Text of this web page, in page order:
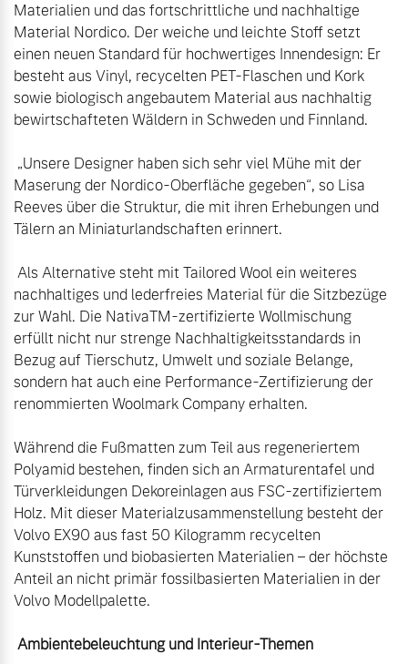
Materialien und das fortschrittliche und nachhaltige
Material Nordico. Der weiche und leichte Stoff setzt
einen neuen Standard für hochwertiges Innendesign: Er
besteht aus Vinyl, recycelten PET-Flaschen und Kork
sowie biologisch angebautem Material aus nachhaltig
bewirtschafteten Wäldern in Schweden und Finnland.
Maserung der Nordico-Oberfläche gegeben“, so Lisa
Reeves über die Struktur, die mit ihren Erhebungen und
Tälern an Miniaturlandschaften erinnert.
nachhaltiges und lederfreies Material für die Sitzbezüge
zur Wahl. Die NativaTM-zertifizierte Wollmischung
erfüllt nicht nur strenge Nachhaltigkeitsstandards in
Bezug auf Tierschutz, Umwelt und soziale Belange,
sondern hat auch eine Performance-Zertifizierung der
renommierten Woolmark Company erhalten.
Während die Fußmatten zum Teil aus regeneriertem
Polyamid bestehen, finden sich an Armaturentafel und
Türverkleidungen Dekoreinlagen aus FSC-zertifiziertem
Holz. Mit dieser Materialzusammenstellung besteht der
Volvo EX90 aus fast 50 Kilogramm recycelten
Kunststoffen und biobasierten Materialien – der höchste
Anteil an nicht primär fossilbasierten Materialien in der
Volvo Modellpalette.
Ambientebeleuchtung und Interieur-Themen